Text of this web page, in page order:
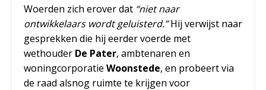
Woerden zich erover dat “niet naar
ontwikkelaars wordt geluisterd.”Hij verwijst naar
gesprekken die hij eerder voerde met
wethouder De Pater, ambtenaren en
woningcorporatie Woonstede, en probeert via
de raad alsnog ruimte te krijgen voor